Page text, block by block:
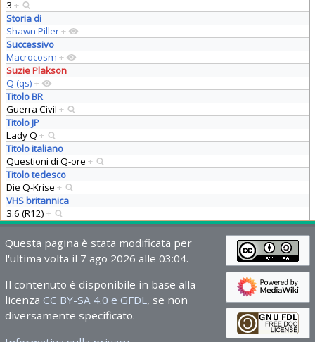
3 +
Storia di
Shawn Piller+
Successivo
Macrocosm +
Suzie Plakson
Q (qs) +
Titolo BR
Guerra Civil +
Titolo JP
Lady Q +
Titolo italiano
Questioni di Q-ore +
Titolo tedesco
Die Q-Krise +
VHS britannica
3.6 (R12) +
Questa pagina è stata modificata per
l'ultima volta il 7 ago 2026 alle 03:04.
Il contenuto è disponibile in base alla
licenza CC BY-SA 4.0 e GFDL, se non
diversamente specificato.